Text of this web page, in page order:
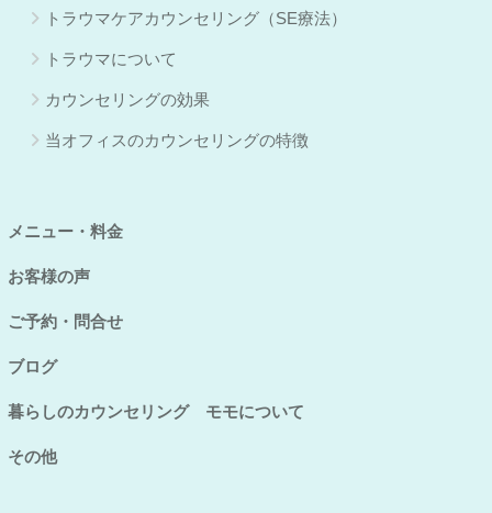
トラウマケアカウンセリング（SE療法）
トラウマについて
カウンセリングの効果
当オフィスのカウンセリングの特徴
メニュー・料金
お客様の声
ご予約・問合せ
ブログ
暮らしのカウンセリング モモについて
その他